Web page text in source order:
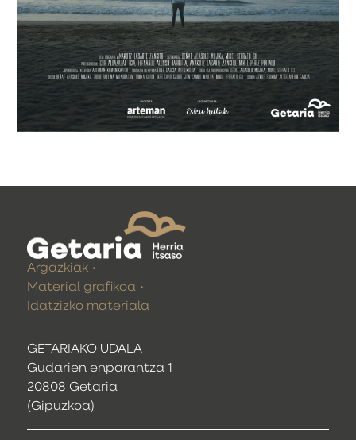
GETARIAKO UDALA
Gudarien enparantza 1
20808 Getaria
(Gipuzkoa)
Argazkiak
Material grafikoa
Idatzizko materiala